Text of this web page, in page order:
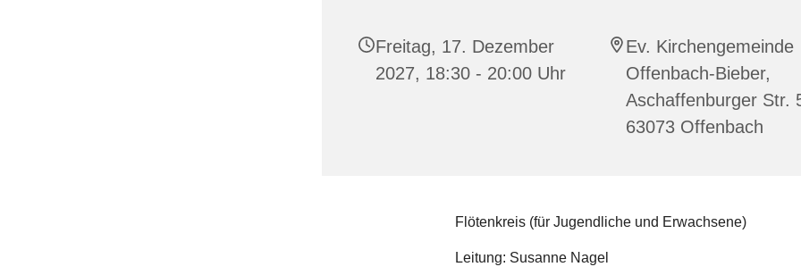
Freitag, 17. Dezember
2027, 18:30 - 20:00 Uhr
Ev. Kirchengemeinde
Offenbach-Bieber,
Aschaffenburger Str.
63073 Offenbach
Flötenkreis (für Jugendliche und Erwachsene)
Leitung: Susanne Nagel